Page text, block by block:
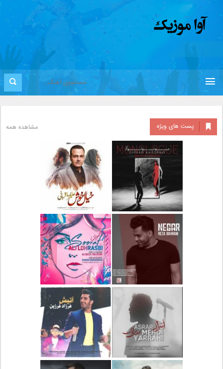
پست های ویژه مشاهده همه
دانلود آلبوم جدید سیروان
خسروی بنام مونولوگ
دانلود آهنگ جدید علیرضا
قربانی بنام خیال خوش
دانلود آهنگ جدید رضا
بهرام بنام نگار
دانلود آهنگ جدید علی
لهراسبی بنام صورت